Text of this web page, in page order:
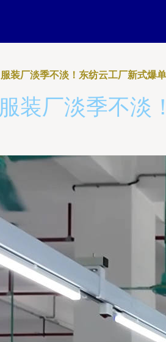
服装厂淡季不淡！东纺云工厂新式爆
服装厂淡季不淡